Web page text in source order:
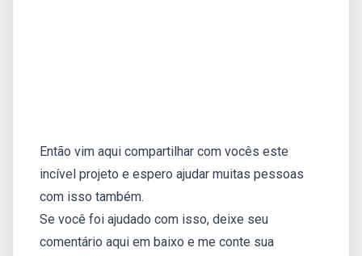
Então vim aqui compartilhar com vocês este
incível projeto e espero ajudar muitas pessoas
com isso também.
Se você foi ajudado com isso, deixe seu
comentário aqui em baixo e me conte sua